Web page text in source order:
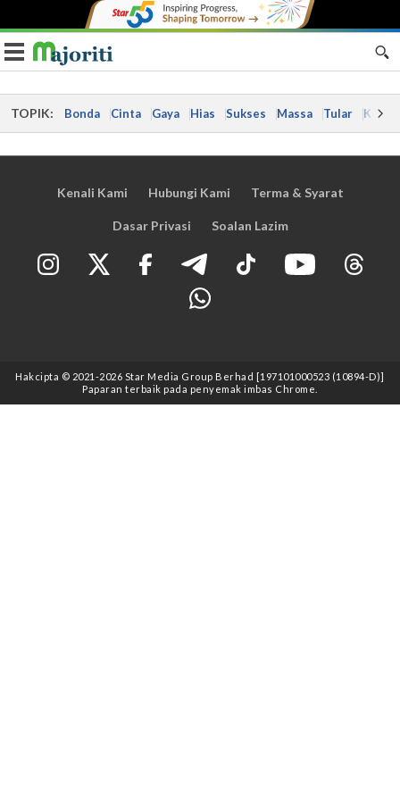
Toggle navigation
TOPIK: Bonda Cinta Gaya Hias Sukses Massa Tular Kes
Kenali Kami Hubungi Kami Terma & Syarat
Dasar Privasi Soalan Lazim
Hakcipta © 2021 -2026 Star Media Group Berhad [197101000523 (10894-D)]
Paparan terbaik pada penyemak imbas Chrome.